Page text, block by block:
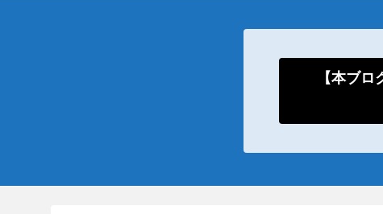
【本ブ